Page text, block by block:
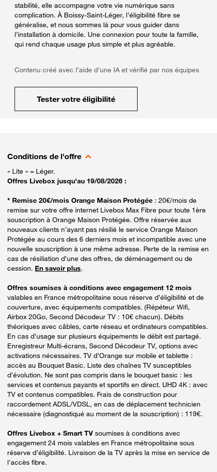
stabilité, elle accompagne votre vie numérique sans
complication. À Boissy-Saint-Léger, l’éligibilité fibre se
généralise, et nous sommes là pour vous guider dans
l’installation à domicile. Une connexion pour toute la famille,
qui rend chaque usage plus simple et plus agréable.
Contenu créé avec l’aide d’une IA et vérifié par nos équipes
Tester votre éligibilité
Conditions de l'offre
« Lite » = Léger.
Offres Livebox jusqu'au 19/08/2026 :
* Remise 20€/mois Orange Maison Protégée : 20€/mois de
remise sur votre offre internet Livebox Max Fibre pour toute 1ère
souscription à Orange Maison Protégée. Offre réservée aux
nouveaux clients n’ayant pas résilié le service Orange Maison
Protégée au cours des 6 derniers mois et incompatible avec une
nouvelle souscription à une même adresse. Perte de la remise en
cas de résiliation d’une des offres, de déménagement ou de
cession. En savoir plus.
Offres soumises à conditions avec engagement 12 mois
valables en France métropolitaine sous réserve d’éligibilité et de
couverture, avec équipements compatibles. (Répéteur Wifi,
Airbox 20Go, Second Décodeur TV : 10€ chacun). Débits
théoriques avec câbles, carte réseau et ordinateurs compatibles.
En cas d’usage sur plusieurs équipements le débit est partagé.
Enregistreur Multi-écrans, Second Décodeur TV, options avec
activations nécessaires. TV d’Orange sur mobile et tablette :
accès au Bouquet Basic. Liste des chaînes TV susceptibles
d’évolution. Ne sont pas compris dans le bouquet basic : les
services et contenus payants et sportifs en direct. UHD 4K : avec
TV et contenus compatibles. Frais de construction pour
raccordement ADSL/VDSL, en cas de déplacement technicien
nécessaire (diagnostiqué au moment de la souscription) : 119€.
Offres Livebox + Smart TV soumises à conditions avec
engagement 24 mois valables en France métropolitaine sous
réserve d’éligibilité. Livraison de la TV après la mise en service de
l'accès fibre.